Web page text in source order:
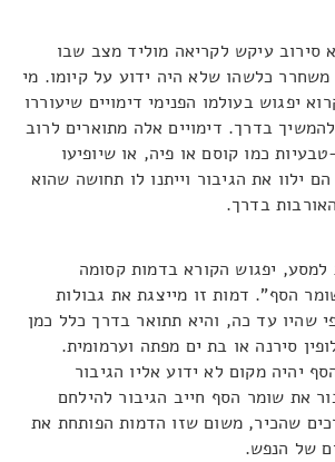
סירוב עיקש לקריאה מוליד מצב שבו
כלשהו שלא היה ידוע על קיומו. מי
יפגוש בעולמו הפנימי דימויים שיעוררו
בדרך. דימויים אלה מתוארים לרוב
כמו קוסם או פיה, או שיופיעו
ילוו את הגיבור וייתנו לו תחושה שהוא
בדרך.
יפגוש הקורא בדמות קסומה
הסף". דמות זו מייצגת את גבולות
שהיו עד כה, והיא תתואר בדרך כלל כמן
סירנה או בת ים מפתה וערמומית.
יהיה מקום לא ידוע אליו הגיבור
את שומר הסף חייב הגיבור להילחם
שהכיר, משום שזו הדמות הפותחת את
של הנפש.